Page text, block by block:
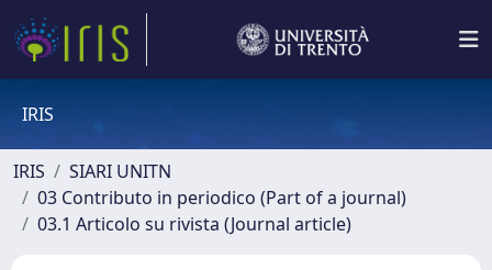
IRIS
IRIS
SIARI UNITN
03 Contributo in periodico (Part of a journal)
03.1 Articolo su rivista (Journal article)